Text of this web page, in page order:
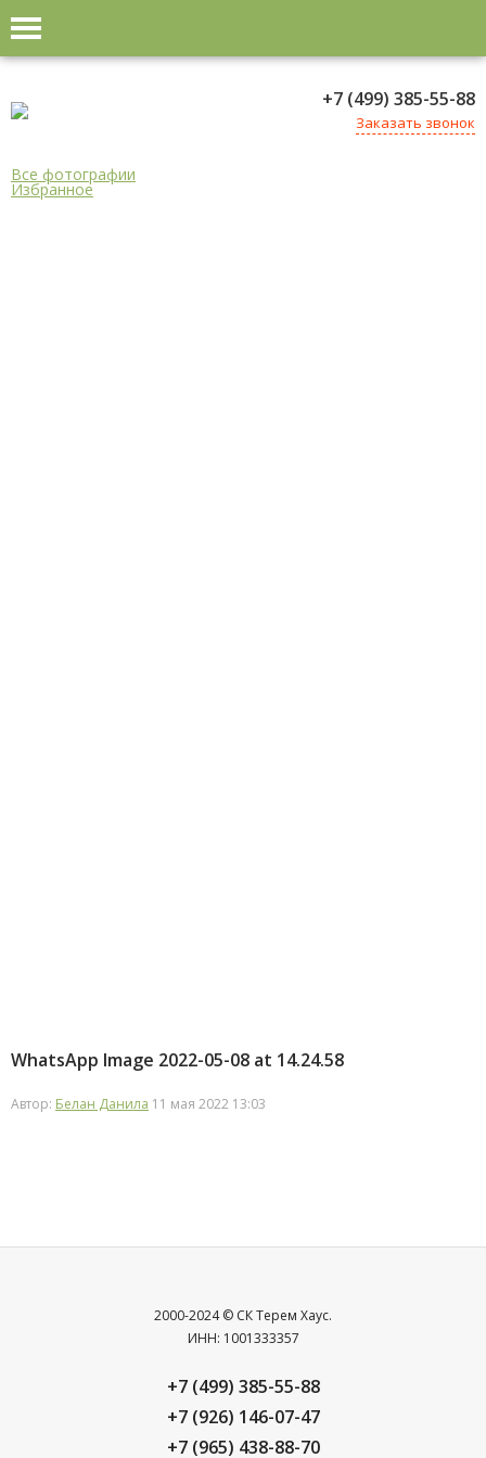
+7 (499) 385-55-88
Заказать звонок
Все фотографии
Избранное
WhatsApp Image 2022-05-08 at 14.24.58
Автор: Белан Данила 11 мая 2022 13:03
2000-2024 © СК Терем Хаус.
ИНН: 1001333357
+7 (499) 385-55-88
+7 (926) 146-07-47
+7 (965) 438-88-70